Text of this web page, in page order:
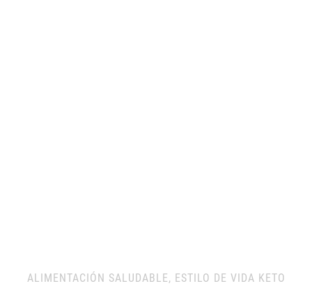
ALIMENTACIÓN SALUDABLE, ESTILO DE VIDA KETO